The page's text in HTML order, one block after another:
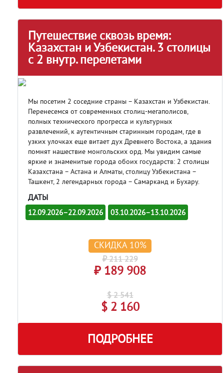
Путешествие сквозь время:
Казахстан и Узбекистан. 3 столицы
с 2 внутр. перелетами
Мы посетим 2 соседние страны – Казахстан и Узбекистан.
Перенесемся от современных столиц-мегаполисов,
полных технического прогресса и культурных
развлечений, к аутентичным старинным городам, где в
узких улочках еще витает дух Древнего Востока, а здания
помнят нашествие монгольских орд. Мы увидим самые
яркие и знаменитые города обоих государств: 2 столицы
Казахстана – Астана и Алматы, столицу Узбекистана –
Ташкент, 2 легендарных города – Самарканд и Бухару.
ДАТЫ
12.09.2026–22.09.2026 03.10.2026–13.10.2026
СКИДКА 10%
₽ 211 229
₽ 189 908
$ 2 541
$ 2 160
ПОДРОБНЕЕ